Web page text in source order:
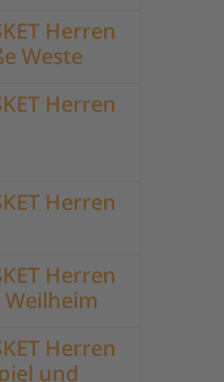
Herren
Weste
Herren
Herren
Herren
Herren
und